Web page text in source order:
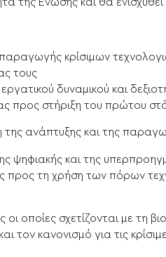
κρίσιμων
τους
δυναμικού και
προς στήριξη του πρώτου
ανάπτυξης και της
ψηφιακής και της
προς τη χρήση των πόρων
οι οποίες σχετίζονται με
τον κανονισμό για τις